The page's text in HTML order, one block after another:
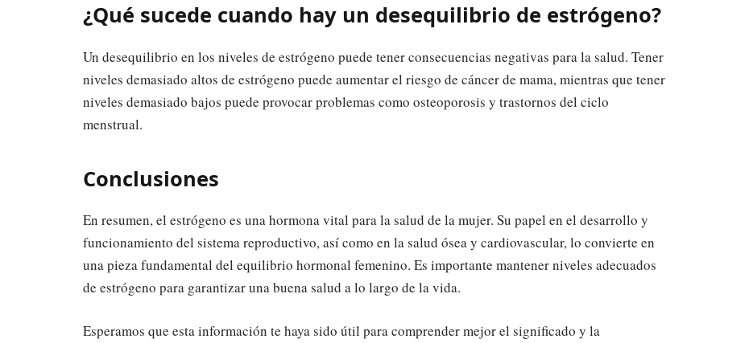
¿Qué sucede cuando hay un desequilibrio de estrógeno?
Un desequilibrio en los niveles de estrógeno puede tener consecuencias negativas para la salud. Tener
niveles demasiado altos de estrógeno puede aumentar el riesgo de cáncer de mama, mientras que tener
niveles demasiado bajos puede provocar problemas como osteoporosis y trastornos del ciclo
menstrual.
Conclusiones
En resumen, el estrógeno es una hormona vital para la salud de la mujer. Su papel en el desarrollo y
funcionamiento del sistema reproductivo, así como en la salud ósea y cardiovascular, lo convierte en
una pieza fundamental del equilibrio hormonal femenino. Es importante mantener niveles adecuados
de estrógeno para garantizar una buena salud a lo largo de la vida.
Esperamos que esta información te haya sido útil para comprender mejor el significado y la